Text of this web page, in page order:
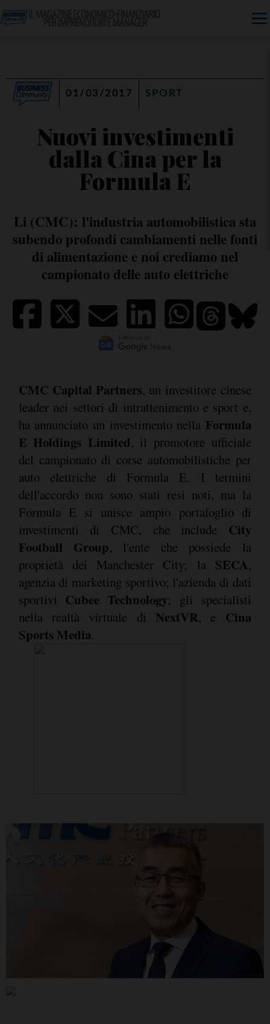
01/03/2017 SPORT
Nuovi investimenti
dalla Cina per la
Formula E
Li (CMC): l'industria automobilistica sta
subendo profondi cambiamenti nelle fonti
di alimentazione e noi crediamo nel
campionato delle auto elettriche
CMC Capital Partners, un investitore cinese
leader nei settori di intrattenimento e sport e,
ha annunciato un investimento nella Formula
E Holdings Limited, il promotore ufficiale
del campionato di corse automobilistiche per
auto elettriche di Formula E. I termini
dell'accordo non sono stati resi noti, ma la
Formula E si unisce ampio portafoglio di
investimenti di CMC, che include City
Football Group, l'ente che possiede la
proprietà dei Manchester City; la SECA,
agenzia di marketing sportivo; l'azienda di dati
sportivi Cubee Technology; gli specialisti
nella realtà virtuale di NextVR, e Cina
Sports Media.